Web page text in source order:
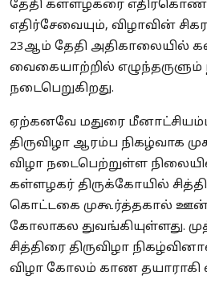
தேதி கள்ளழகரை
எதிர்சேவையும், விழாவின்
23ஆம் தேதி அதிகாலையில்
வைகையாற்றில் எழுந்தருளும்
நடைபெறுகிறது.
ஏற்கனவே மதுரை
திருவிழா ஆரம்ப நிகழ்வாக
விழா நடைபெற்றுள்ள
கள்ளழகர் திருக்கோயில்
கொட்டகை முகூர்த்தகால்
கோலாகல துவங்கியுள்ளது.
சித்திரை திருவிழா
விழா கோலம் காண தயாராகி